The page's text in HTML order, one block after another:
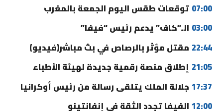
07:00 توقعات طقس اليوم الجمعة بالمغرب
03:00 الـ”كاف” يدعم رئيس “فيفا”
22:44 مقتل مؤثر بالرصاص في بث مباشر(فيديو)
21:05 إطلاق منصة رقمية جديدة لهيئة الأطباء
17:37 جلالة الملك يتلقى رسالة من رئيس أوكرانيا
12:00 الفيفا تجدد الثقة في إنفانتينو